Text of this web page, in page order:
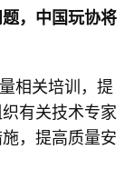
，中国玩协将
相关培训，提
有关技术专家
，提高质量安